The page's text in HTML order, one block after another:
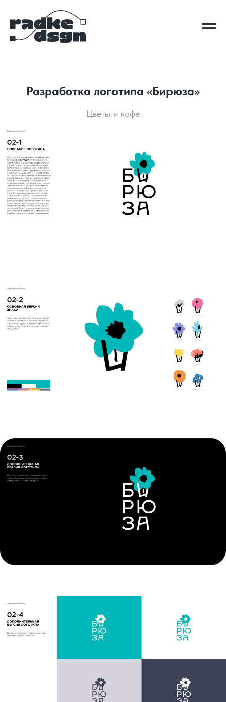
Разработка логотипа «Бирюза»
Цветы и кофе